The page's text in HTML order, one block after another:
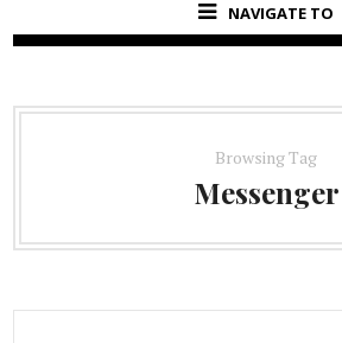
NAVIGATE TO
Browsing Tag
Messenger